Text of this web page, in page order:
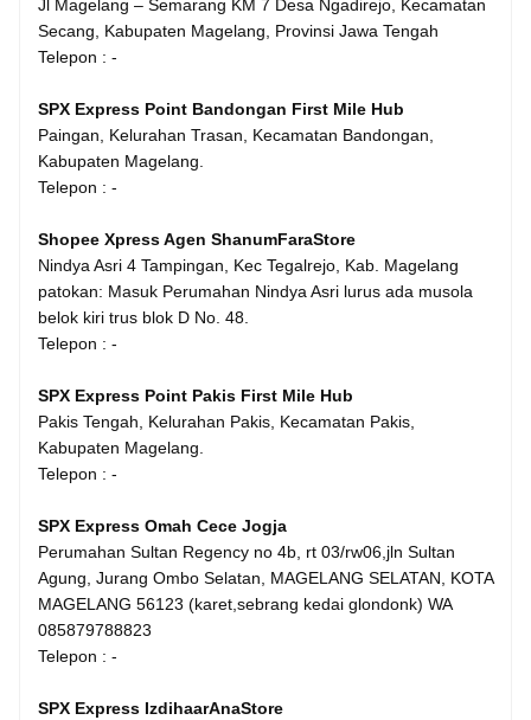
Jl Magelang – Semarang KM 7 Desa Ngadirejo, Kecamatan
Secang, Kabupaten Magelang, Provinsi Jawa Tengah
Telepon : -
SPX Express Point Bandongan First Mile Hub
Paingan, Kelurahan Trasan, Kecamatan Bandongan,
Kabupaten Magelang.
Telepon : -
Shopee Xpress Agen ShanumFaraStore
Nindya Asri 4 Tampingan, Kec Tegalrejo, Kab. Magelang
patokan: Masuk Perumahan Nindya Asri lurus ada musola
belok kiri trus blok D No. 48.
Telepon : -
SPX Express Point Pakis First Mile Hub
Pakis Tengah, Kelurahan Pakis, Kecamatan Pakis,
Kabupaten Magelang.
Telepon : -
SPX Express Omah Cece Jogja
Perumahan Sultan Regency no 4b, rt 03/rw06,jln Sultan
Agung, Jurang Ombo Selatan, MAGELANG SELATAN, KOTA
MAGELANG 56123 (karet,sebrang kedai glondonk) WA
085879788823
Telepon : -
SPX Express IzdihaarAnaStore